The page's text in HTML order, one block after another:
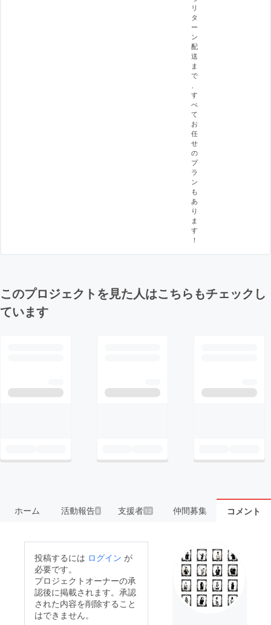
リ
タ
ー
ン
配
送
ま
で
す
べ
て
お
任
せ
の
プ
ラ
ン
も
あ
り
ま
す
！
このプロジェクトを見た人はこちらもチェックし
ています
ホーム 活動報告8 支援者 12 仲間募集 コメント
投稿するには ログイン が
必要です。
プロジェクトオーナーの承
認後に掲載されます。承認
された内容を削除すること
はできません。